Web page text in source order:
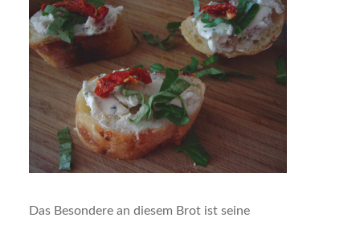
Das Besondere an diesem Brot ist seine